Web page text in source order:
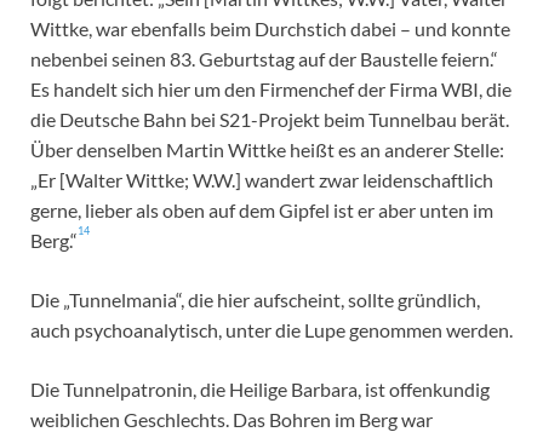
Wittke, war ebenfalls beim Durchstich dabei – und konnte
nebenbei seinen 83. Geburtstag auf der Baustelle feiern.“
Es handelt sich hier um den Firmenchef der Firma WBI, die
die Deutsche Bahn bei S21-Projekt beim Tunnelbau berät.
Über denselben Martin Wittke heißt es an anderer Stelle:
„Er [Walter Wittke; W.W.] wandert zwar leidenschaftlich
gerne, lieber als oben auf dem Gipfel ist er aber unten im
Berg.“14
Die „Tunnelmania“, die hier aufscheint, sollte gründlich,
auch psychoanalytisch, unter die Lupe genommen werden.
Die Tunnelpatronin, die Heilige Barbara, ist offenkundig
weiblichen Geschlechts. Das Bohren im Berg war